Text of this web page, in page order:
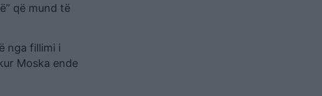
që mund të
nga fillimi i
Moska ende